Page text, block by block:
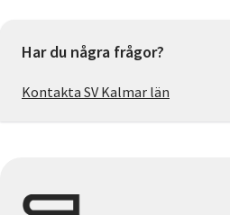
Har du några frågor?
Kontakta SV Kalmar län